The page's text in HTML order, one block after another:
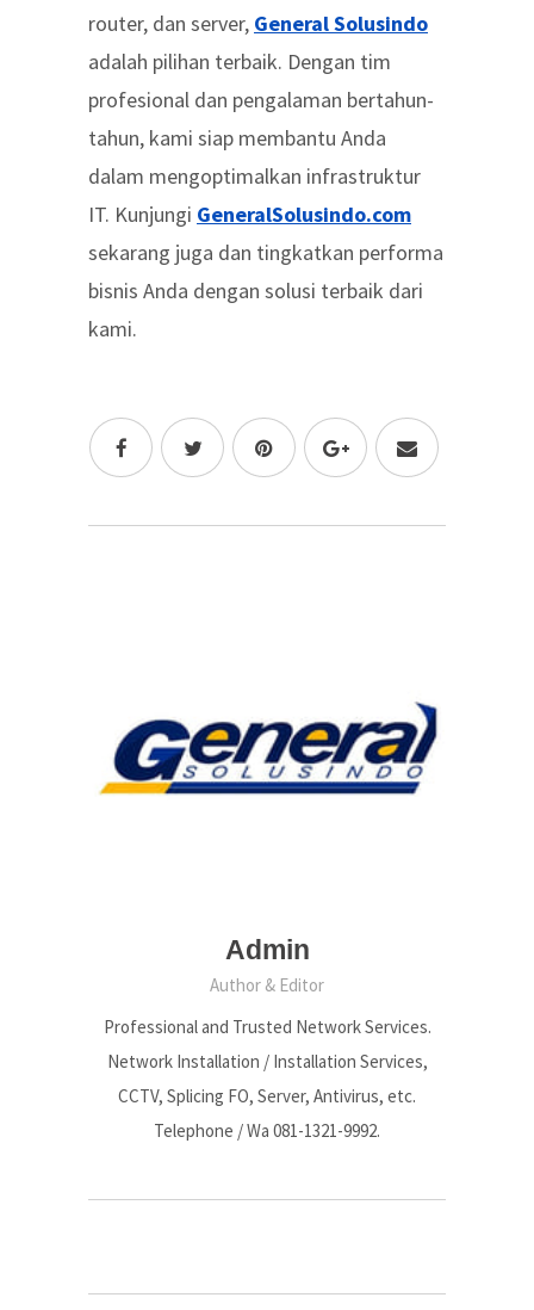
router, dan server, General Solusindo
adalah pilihan terbaik. Dengan tim
profesional dan pengalaman bertahun-
tahun, kami siap membantu Anda
dalam mengoptimalkan infrastruktur
IT. Kunjungi GeneralSolusindo.com
sekarang juga dan tingkatkan performa
bisnis Anda dengan solusi terbaik dari
kami.
Admin
Author & Editor
Professional and Trusted Network Services.
Network Installation / Installation Services,
CCTV, Splicing FO, Server, Antivirus, etc.
Telephone / Wa 081-1321-9992.